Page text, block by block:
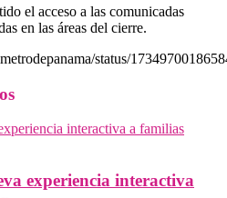
el acceso a las comunicadas
en las áreas del cierre.
status/
experiencia interactiva